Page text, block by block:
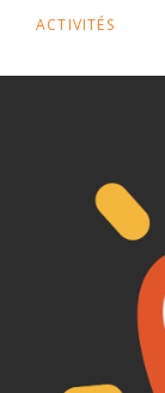
ACTIVITÉS